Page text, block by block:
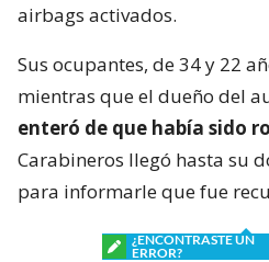
airbags activados.
Sus ocupantes, de 34 y 22
mientras que el dueño del
enteró de que había sido
Carabineros llegó hasta su
para informarle que fue
¿ENCONTRASTE UN
ERROR?